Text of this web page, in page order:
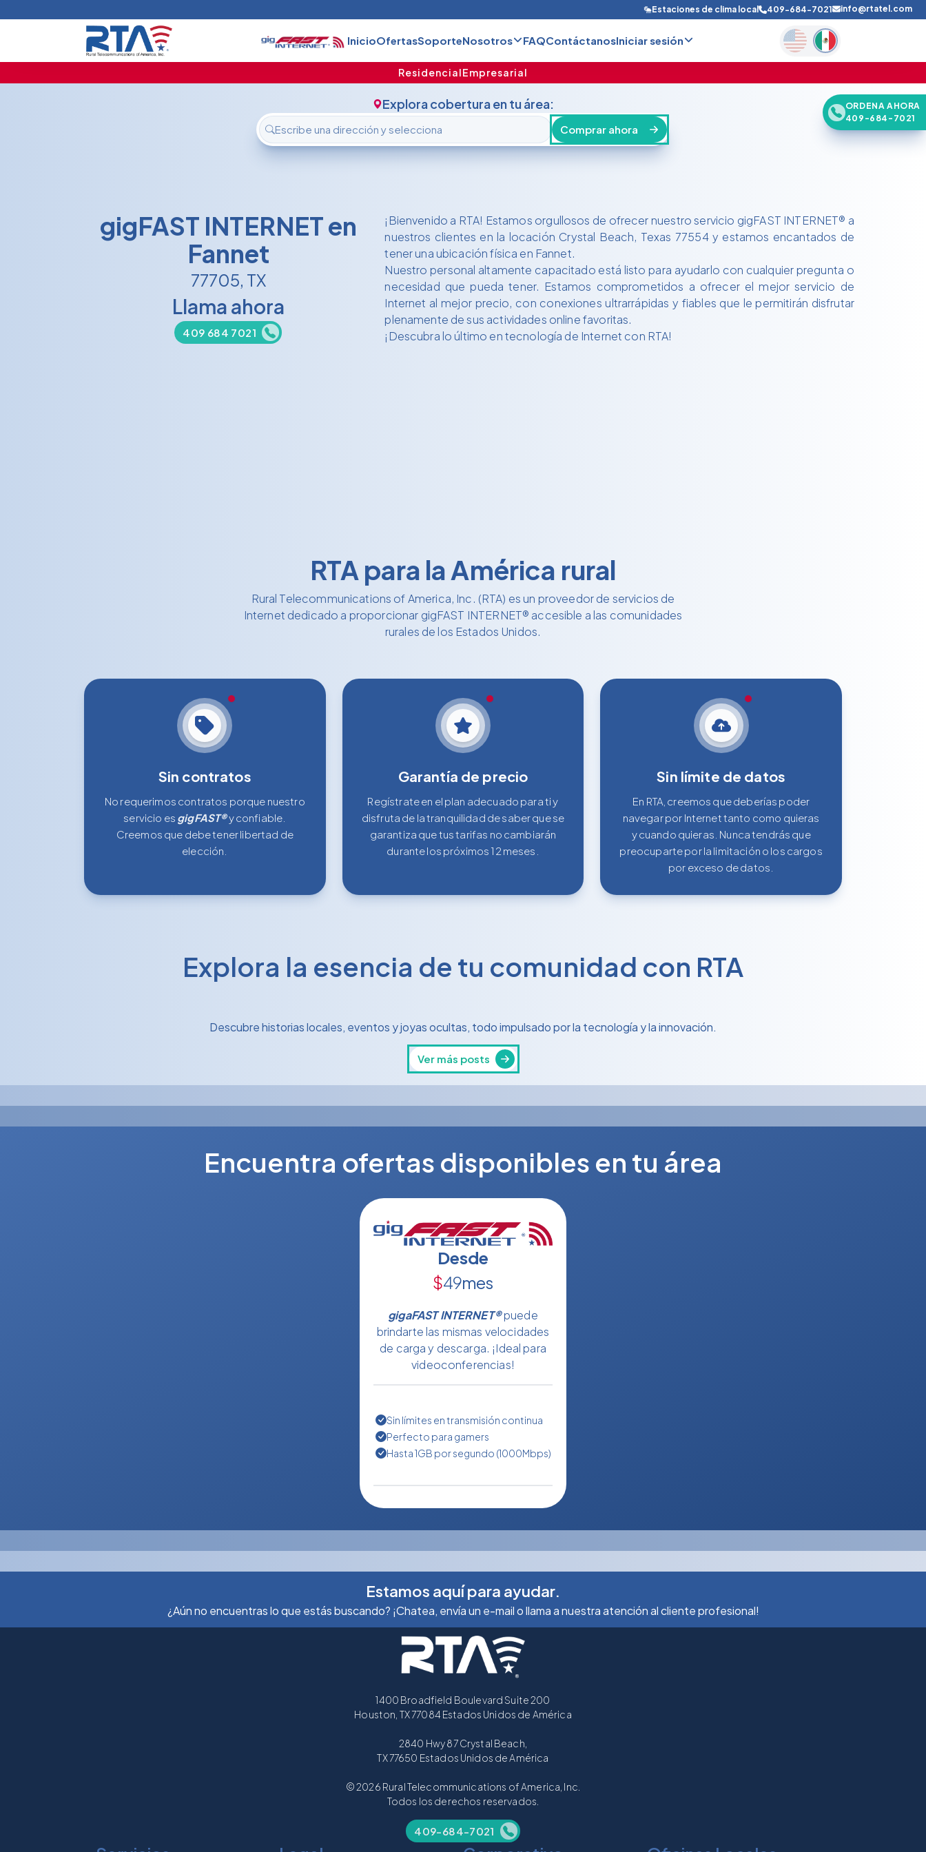
Inicio
FAQ
Estaciones de clima local 409-684-7021 info@rtatel.com
InicioOfertasSoporteNosotros FAQContáctanosIniciar sesión
ResidencialEmpresarial
ORDENA AHORA
409-684-7021
Explora cobertura en tu área:
Comprar ahora
gigFAST INTERNET en
Fannet
77705, TX
Llama ahora
409 684 7021
¡Bienvenido a RTA! Estamos orgullosos de ofrecer nuestro servicio gigFAST INTERNET® a
nuestros clientes en la locación Crystal Beach, Texas 77554 y estamos encantados de
tener una ubicación física en Fannet.
Nuestro personal altamente capacitado está listo para ayudarlo con cualquier pregunta o
necesidad que pueda tener. Estamos comprometidos a ofrecer el mejor servicio de
Internet al mejor precio, con conexiones ultrarrápidas y fiables que le permitirán disfrutar
plenamente de sus actividades online favoritas.
¡Descubra lo último en tecnología de Internet con RTA!
RTA para la América rural
Rural Telecommunications of America, Inc. (RTA) es un proveedor de servicios de
Internet dedicado a proporcionar gigFAST INTERNET® accesible a las comunidades
rurales de los Estados Unidos.
Sin contratos
No requerimos contratos porque nuestro
servicio es gigFAST®y confiable.
Creemos que debe tener libertad de
elección.
Garantía de precio
Regístrate en el plan adecuado para ti y
disfruta de la tranquilidad de saber que se
garantiza que tus tarifas no cambiarán
durante los próximos 12 meses.
Sin límite de datos
En RTA, creemos que deberías poder
navegar por Internet tanto como quieras
y cuando quieras. Nunca tendrás que
preocuparte por la limitación o los cargos
por exceso de datos.
Explora la esencia de tu comunidad con RTA
Descubre historias locales, eventos y joyas ocultas, todo impulsado por la tecnología y la innovación.
Ver más posts
Encuentra ofertas disponibles en tu área
Desde
$49mes
gigaFAST INTERNET®puede
brindarte las mismas velocidades
de carga y descarga. ¡Ideal para
videoconferencias!
Sin límites en transmisión continua
Perfecto para gamers
Hasta 1GB por segundo (1000Mbps)
Estamos aquí para ayudar.
¿Aún no encuentras lo que estás buscando? ¡Chatea, envía un e-mail o llama a nuestra atención al cliente profesional!
1400 Broadfield Boulevard Suite 200
Houston, TX 77084 Estados Unidos de América
2840 Hwy 87 Crystal Beach,
TX 77650 Estados Unidos de América
© 2026 Rural Telecommunications of America, Inc.
Todos los derechos reservados.
409-684-7021